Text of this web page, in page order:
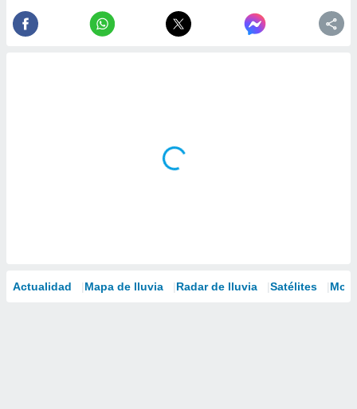
Actualidad Mapa de lluvia Radar de lluvia Satélites